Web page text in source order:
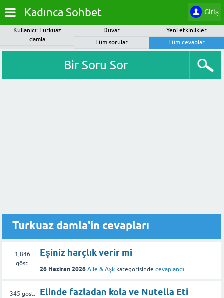
Giriş
Kadınca Sohbet
Kullanıcı: Turkuaz
damla
Duvar
Yeni etkinlikler
Tüm sorular
Tüm cevaplar
Bir Soru Sor
Turkuaz damla'in cevapları
1,846
göst.
Eşiniz harçlık verir mi
26 Haziran 2026 Aile & Aşk kategorisinde cevaplandı
345 göst.
Elinde fazladan kola ve Nutella Eti